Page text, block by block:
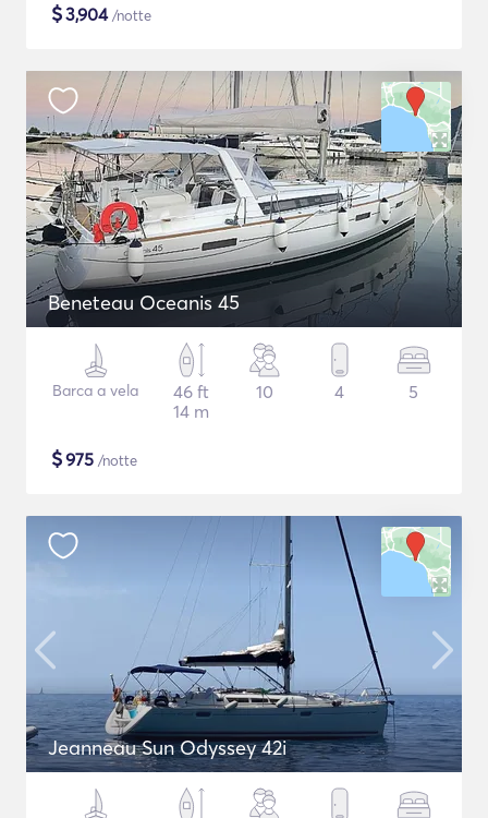
$3,904/notte
Beneteau Oceanis 45
Barca a vela
46 ft
14 m
10 4 5
$975 /notte
Jeanneau Sun Odyssey 42i